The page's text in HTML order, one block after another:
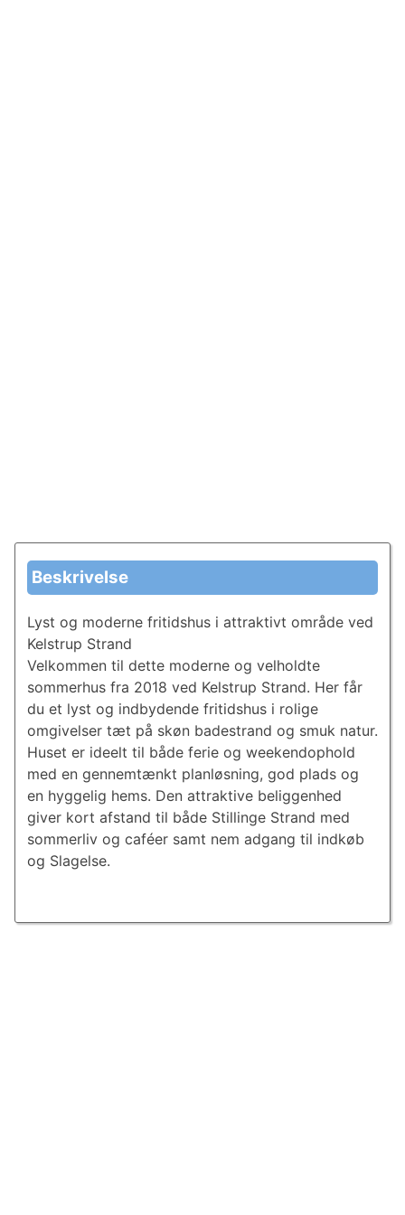
Beskrivelse
Lyst og moderne fritidshus i attraktivt område ved
Kelstrup Strand
Velkommen til dette moderne og velholdte
sommerhus fra 2018 ved Kelstrup Strand. Her får
du et lyst og indbydende fritidshus i rolige
omgivelser tæt på skøn badestrand og smuk natur.
Huset er ideelt til både ferie og weekendophold
med en gennemtænkt planløsning, god plads og
en hyggelig hems. Den attraktive beliggenhed
giver kort afstand til både Stillinge Strand med
sommerliv og caféer samt nem adgang til indkøb
og Slagelse.